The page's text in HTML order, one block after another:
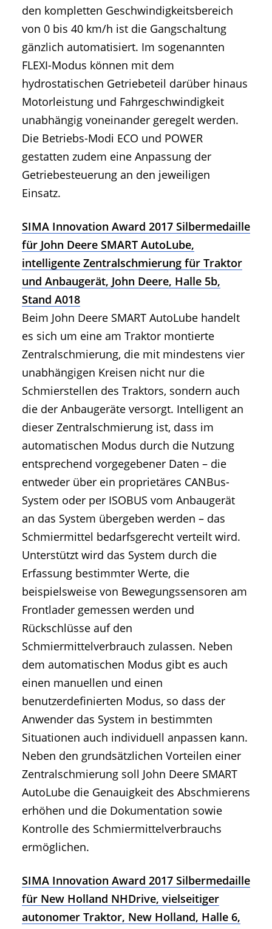
den kompletten Geschwindigkeitsbereich
von 0 bis 40 km/h ist die Gangschaltung
gänzlich automatisiert. Im sogenannten
FLEXI-Modus können mit dem
hydrostatischen Getriebeteil darüber hinaus
Motorleistung und Fahrgeschwindigkeit
unabhängig voneinander geregelt werden.
Die Betriebs-Modi ECO und POWER
gestatten zudem eine Anpassung der
Getriebesteuerung an den jeweiligen
Einsatz.
SIMA Innovation Award 2017 Silbermedaille
für John Deere SMART AutoLube,
intelligente Zentralschmierung für Traktor
und Anbaugerät, John Deere, Halle 5b,
Stand A018
Beim John Deere SMART AutoLube handelt
es sich um eine am Traktor montierte
Zentralschmierung, die mit mindestens vier
unabhängigen Kreisen nicht nur die
Schmierstellen des Traktors, sondern auch
die der Anbaugeräte versorgt. Intelligent an
dieser Zentralschmierung ist, dass im
automatischen Modus durch die Nutzung
entsprechend vorgegebener Daten – die
entweder über ein proprietäres CANBus-
System oder per ISOBUS vom Anbaugerät
an das System übergeben werden – das
Schmiermittel bedarfsgerecht verteilt wird.
Unterstützt wird das System durch die
Erfassung bestimmter Werte, die
beispielsweise von Bewegungssensoren am
Frontlader gemessen werden und
Rückschlüsse auf den
Schmiermittelverbrauch zulassen. Neben
dem automatischen Modus gibt es auch
einen manuellen und einen
benutzerdefinierten Modus, so dass der
Anwender das System in bestimmten
Situationen auch individuell anpassen kann.
Neben den grundsätzlichen Vorteilen einer
Zentralschmierung soll John Deere SMART
AutoLube die Genauigkeit des Abschmierens
erhöhen und die Dokumentation sowie
Kontrolle des Schmiermittelverbrauchs
ermöglichen.
SIMA Innovation Award 2017 Silbermedaille
für New Holland NHDrive, vielseitiger
autonomer Traktor, New Holland, Halle 6,